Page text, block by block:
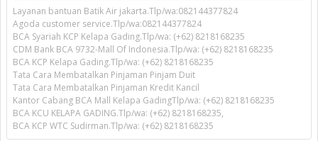
Layanan bantuan Batik Air jakarta.Tlp/wa:082144377824
Agoda customer service.Tlp/wa:082144377824
BCA Syariah KCP Kelapa Gading.Tlp/wa: (+62) 8218168235
CDM Bank BCA 9732-Mall Of Indonesia.Tlp/wa: (+62) 8218168235
BCA KCP Kelapa Gading.Tlp/wa: (+62) 8218168235
Tata Cara Membatalkan Pinjaman Pinjam Duit
Tata Cara Membatalkan Pinjaman Kredit Kancil
Kantor Cabang BCA Mall Kelapa GadingTlp/wa: (+62) 8218168235
BCA KCU KELAPA GADING.Tlp/wa: (+62) 8218168235,
BCA KCP WTC Sudirman.Tlp/wa: (+62) 8218168235